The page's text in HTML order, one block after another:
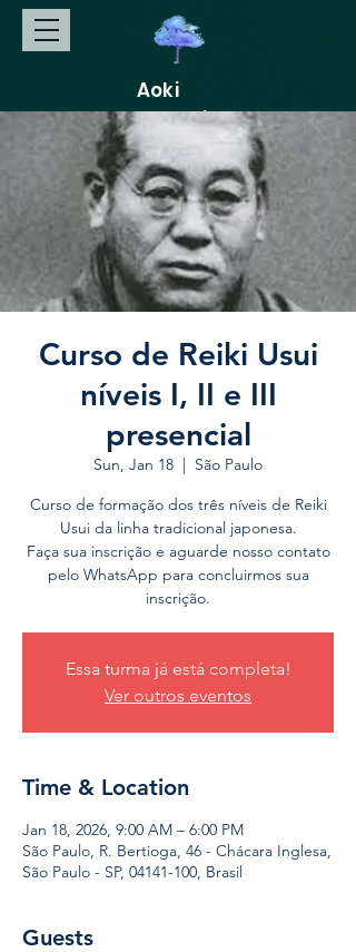
Aoki
Gakkai
Curso de Reiki Usui
níveis I, II e III
presencial
Sun, Jan 18
  |
São Paulo
Curso de formação dos três níveis de Reiki
Usui da linha tradicional japonesa.
Faça sua inscrição e aguarde nosso contato
pelo WhatsApp para concluirmos sua
inscrição.
Essa turma já está completa!
Ver outros eventos
Time & Location
Jan 18, 2026, 9:00 AM – 6:00 PM
São Paulo, R. Bertioga, 46 - Chácara Inglesa,
São Paulo - SP, 04141-100, Brasil
Guests